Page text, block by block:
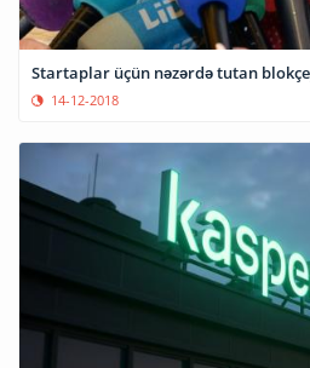
Startaplar üçün nəzərdə tutan
14-12-2018